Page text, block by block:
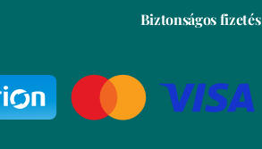
Biztonságos fizetés